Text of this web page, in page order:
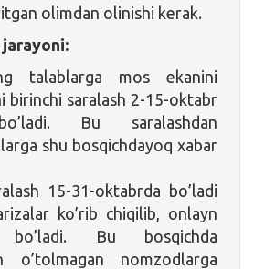
olimdan olinishi kerak.
talablarga mos ekanini
birinchi saralash 2-15-oktabr
Bu saralashdan
shu bosqichdayoq xabar
15-31-oktabrda bo’ladi
ko’rib chiqilib, onlayn
bo’ladi. Bu bosqichda
o’tolmagan nomzodlarga